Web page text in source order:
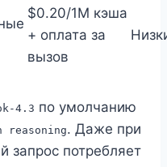
$0.20/1M кэша
+ оплата за
вызов
4.3 по умолчанию
reasoning. Даже при
запрос потребляет